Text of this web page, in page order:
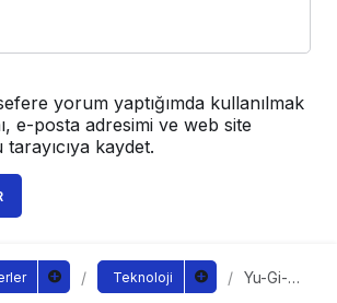
yorum yaptığımda kullanılmak
e-posta adresimi ve web site
kaydet.
Teknoloji
Yu-Gi-Oh